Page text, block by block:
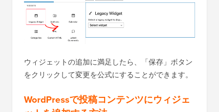
ウィジェットの追加に満足したら、「保存」ボタン
をクリックして変更を公式にすることができます。
WordPressで投稿コンテンツにウィジェ